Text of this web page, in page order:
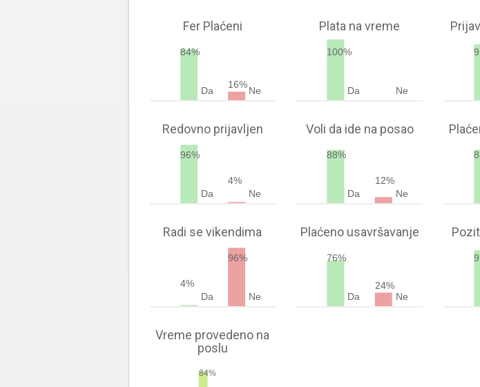
Fer Plaćeni
84%
Da
16%
Ne
Plata na vreme
100%
Da Ne
Redovno prijavljen
96%
Da
4%
Ne
Voli da ide na posao
88%
Da
12%
Ne
Radi se vikendima
4%
Da
96%
Ne
Plaćeno usavršavanje
76%
Da
24%
Ne
Vreme provedeno na
poslu
84%